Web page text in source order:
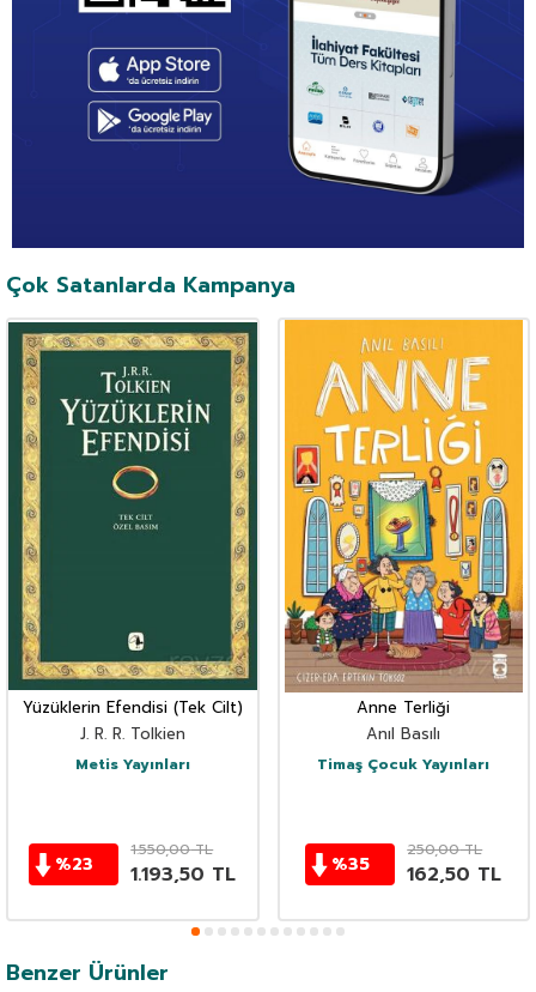
Çok Satanlarda Kampanya
Yüzüklerin Efendisi (Tek Cilt)
J. R. R. Tolkien
Metis Yayınları
%23
1.550,00TL
1.193,50 TL
Anne Terliği
Anıl Basılı
Timaş Çocuk Yayınları
%35
250,00TL
162,50 TL
Benzer Ürünler